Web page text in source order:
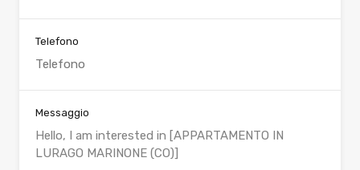
Telefono
Messaggio